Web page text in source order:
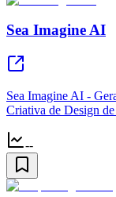
Sea Imagine AI
Sea Imagine AI -
Criativa de Design
--